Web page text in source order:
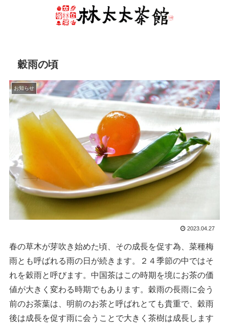
穀雨の頃
お知らせ
2023.04.27
春の草木が芽吹き始めた頃、その成長を促す為、菜種梅
雨とも呼ばれる雨の日が続きます。２４季節の中ではそ
れを穀雨と呼びます。中国茶はこの時期を境にお茶の価
値が大きく変わる時期でもあります。穀雨の長雨に会う
前のお茶葉は、明前のお茶と呼ばれとても貴重で、穀雨
後は成長を促す雨に会うことで大きく茶樹は成長します